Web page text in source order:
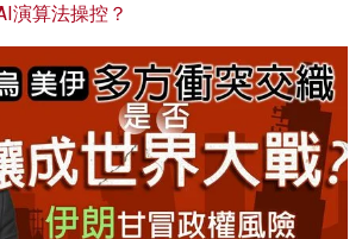
演算法操控？